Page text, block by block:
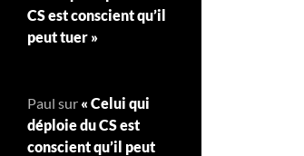
CS est conscient qu’il
peut tuer »
Paul sur « Celui qui
déploie du CS est
conscient qu’il peut